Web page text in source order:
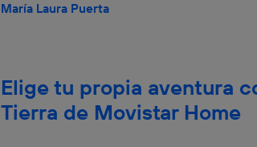
María Laura Puerta
Elige tu propia aventura
Tierra de Movistar Home